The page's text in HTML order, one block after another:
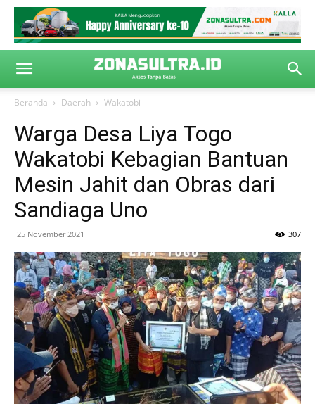
Beranda Daerah Wakatobi
Warga Desa Liya Togo
Wakatobi Kebagian Bantuan
Mesin Jahit dan Obras dari
Sandiaga Uno
25 November 2021 307